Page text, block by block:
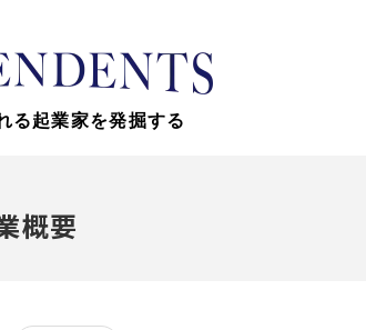
る起業家を発掘する
概要